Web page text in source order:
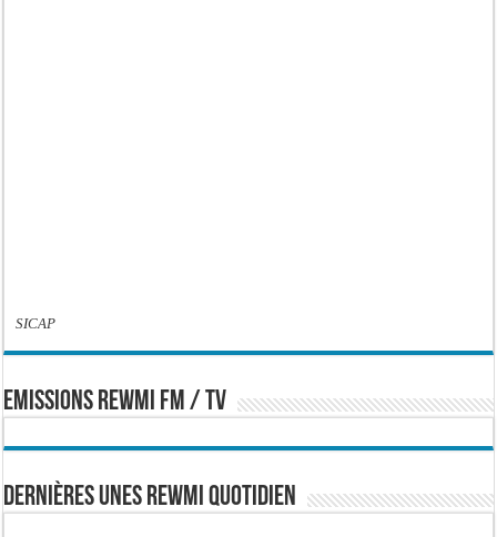
SICAP
EMISSIONS REWMI FM / TV
Dernières Unes Rewmi Quotidien